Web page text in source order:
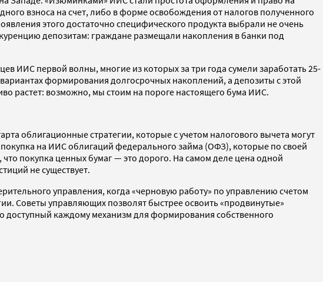
взноса на счет, либо в форме освобождения от налогов полученного
этого достаточно специфического продукта выбрали не очень
депозитам: граждане размещали накопления в банки под
ИИС первой волны, многие из которых за три года сумели заработать 25-
формирования долгосрочных накоплений, а депозиты с этой
растет: возможно, мы стоим на пороге настоящего бума ИИС.
облигационные стратегии, которые с учетом налогового вычета могут
на ИИС облигаций федерального займа (ОФЗ), которые по своей
покупка ценных бумаг — это дорого. На самом деле цена одной
не существует.
управления, когда «черновую работу» по управлению счетом
Советы управляющих позволят быстрее освоить «продвинутые»
каждому механизм для формирования собственного